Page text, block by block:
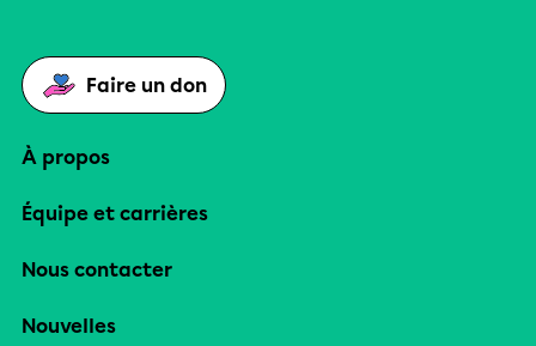
Faire un don
À propos
Équipe et carrières
Nous contacter
Nouvelles